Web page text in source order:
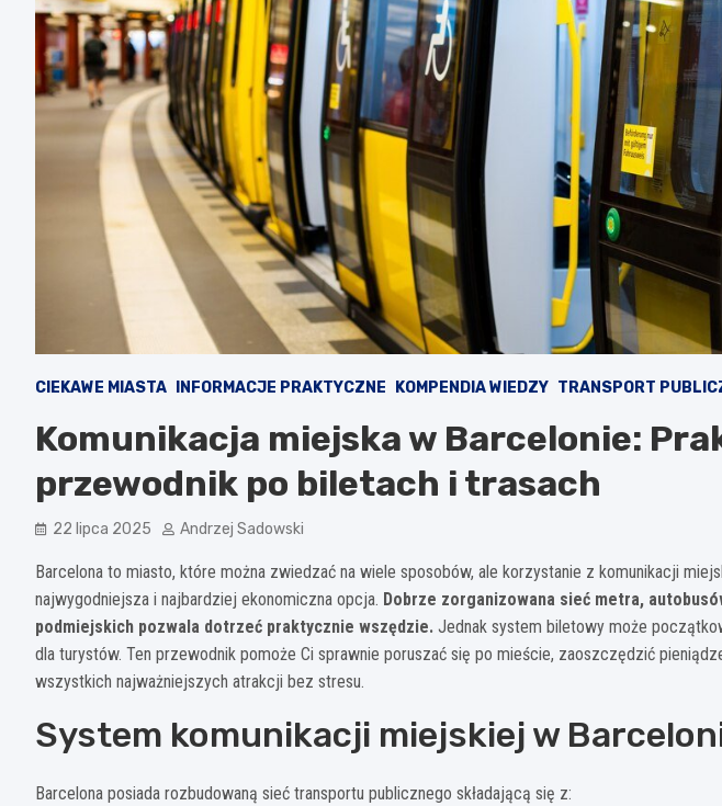
CIEKAWE MIASTA INFORMACJE PRAKTYCZNE KOMPENDIA WIEDZY TRANSPORT
Komunikacja miejska w Barcelonie:
przewodnik po biletach i trasach
22 lipca 2025 Andrzej Sadowski
Barcelona to miasto, które można zwiedzać na wiele sposobów, ale korzystanie z komunikacji
najwygodniejsza i najbardziej ekonomiczna opcja. Dobrze zorganizowana sieć metra,
podmiejskich pozwala dotrzeć praktycznie wszędzie. Jednak system biletowy może
dla turystów. Ten przewodnik pomoże Ci sprawnie poruszać się po mieście, zaoszczędzić
wszystkich najważniejszych atrakcji bez stresu.
System komunikacji miejskiej w
Barcelona posiada rozbudowaną sieć transportu publicznego składającą się z: